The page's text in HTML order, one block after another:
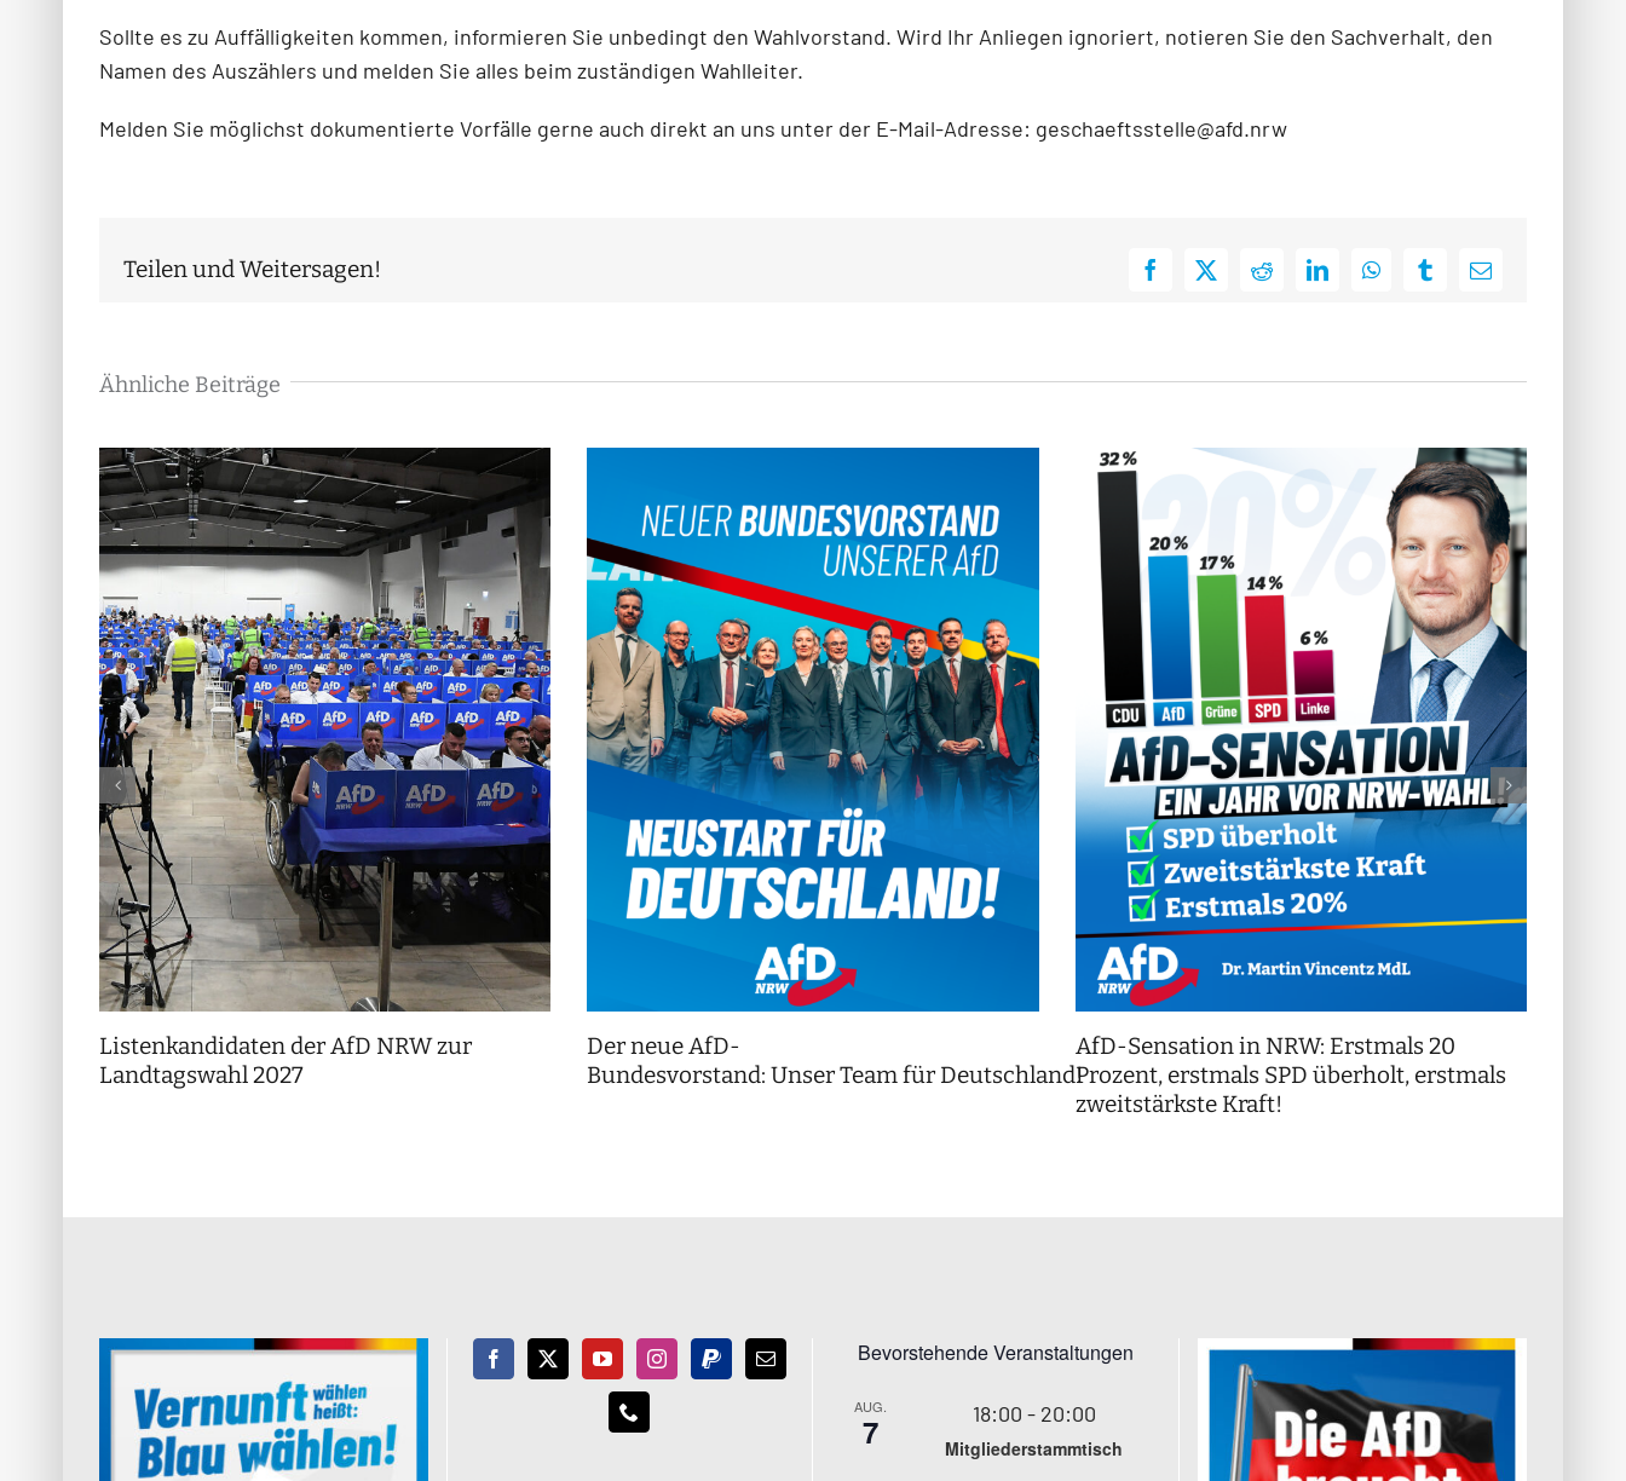
Sollte es zu Auffälligkeiten kommen, informieren Sie unbedingt den Wahlvorstand. Wird Ihr Anliegen ignoriert, notieren Sie den Sachverhalt, den
Namen des Auszählers und melden Sie alles beim zuständigen Wahlleiter.
Melden Sie möglichst dokumentierte Vorfälle gerne auch direkt an uns unter der E-Mail-Adresse: geschaeftsstelle@afd.nrw
Teilen und Weitersagen! Facebook
X RedditLinkedInWhatsAppTumblrE-
Ähnliche Beiträge
Listenkandidaten der AfD NRW zur
Landtagswahl 2027
Der neue AfD-
Bundesvorstand: Unser Team für Deutschland!
AfD-Sensation in NRW: Erstmals 20
Prozent, erstmals SPD überholt, erstmals
zweitstärkste Kraft!
Bevorstehende Veranstaltungen
AUG.
7 18:00 - 20:00
Mitgliederstammtisch